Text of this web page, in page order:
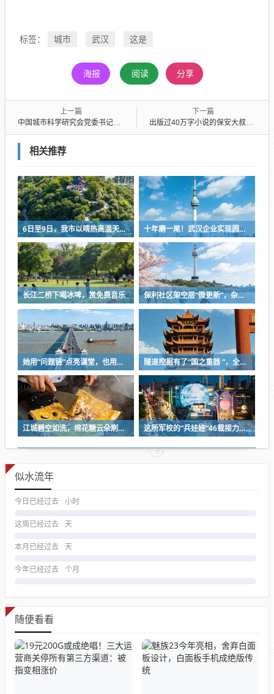
标签： 城市 武汉 这是
海报 阅读 分享
上一篇
中国城市科学研究会党委书记、住建部原副部长仇保兴寄语武汉城市更新——为超大城市内涵式发展贡献“武汉实践”
下一篇
出版过40万字小说的保安大叔还在写新作，看这些“扫地僧”如何看待读书
相关推荐
6日至9日，我市以晴热高温天气为主 十年磨一尾！武汉企业实现圆口铜鱼规模化繁育
长江二桥下喝冰啤，赏免费音乐 保利社区架空层“微更新”，杂物堆放区变身健身活动室
她用“问题链”点亮课堂，也用一份耐心等来孩子成长 隧道挖掘有了“国之重器 ”，全球首台掘爆机在武汉下线
江城碧空如洗，棉花糖云朵刷屏蓝天 这所军校的“兵娃娃”46载接力，守护盲人宿舍
似水流年
今日已经过去 小时
这周已经过去 天
本月已经过去 天
今年已经过去 个月
随便看看